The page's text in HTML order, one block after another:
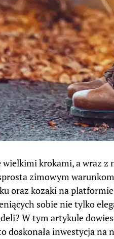
krokami, a wraz z
zimowym
oraz kozaki na
sobie nie tylko
W tym artykule
doskonała inwestycja na